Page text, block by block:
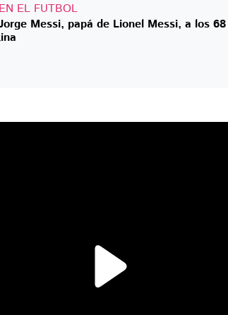
EL FUTBOL
Messi, papá de Lionel Messi, a los